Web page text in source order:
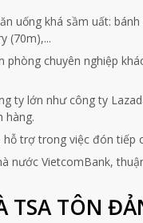
uống khá sầm uất:
(70m),...
phòng chuyên nghiệp
ty lớn như công ty
hàng.
hỗ trợ trong việc đón tiếp
nước VietcomBank,
TSA TÔN